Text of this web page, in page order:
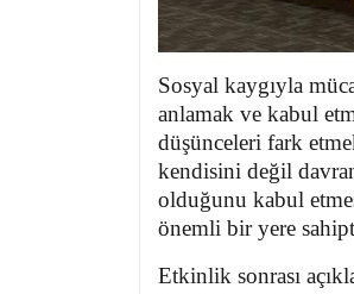
Sosyal kaygıyla
anlamak ve kabul
düşünceleri fark
kendisini değil
olduğunu kabul
önemli bir yere
Etkinlik sonrası